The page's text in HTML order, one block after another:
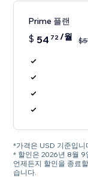
Prime 플랜
$ 54 72/월 $
*가격은 USD 기준입니
* 할인은 2026년 8월 9
언제든지 할인을 종료
습니다.